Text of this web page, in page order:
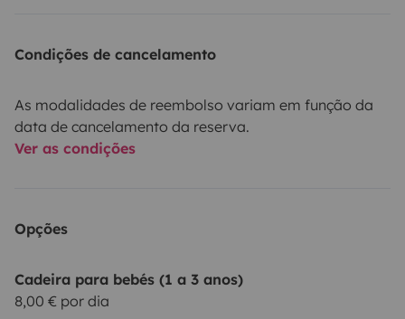
Condições de cancelamento
As modalidades de reembolso variam em função da
data de cancelamento da reserva.
Ver as condições
Opções
Cadeira para bebés (1 a 3 anos)
8,00 € por dia